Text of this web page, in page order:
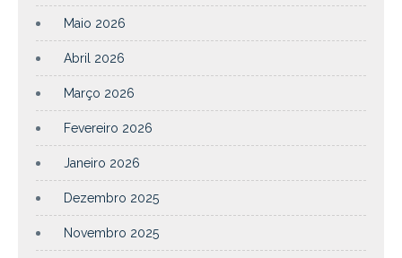
Maio 2026
Abril 2026
Março 2026
Fevereiro 2026
Janeiro 2026
Dezembro 2025
Novembro 2025